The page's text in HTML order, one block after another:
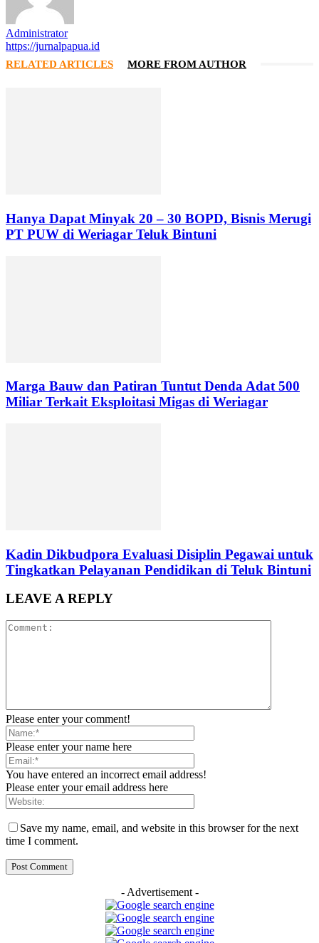
Administrator
https://jurnalpapua.id
RELATED ARTICLES MORE FROM AUTHOR
Hanya Dapat Minyak 20 – 30 BOPD, Bisnis Merugi
PT PUW di Weriagar Teluk Bintuni
Marga Bauw dan Patiran Tuntut Denda Adat 500
Miliar Terkait Eksploitasi Migas di Weriagar
Kadin Dikbudpora Evaluasi Disiplin Pegawai untuk
Tingkatkan Pelayanan Pendidikan di Teluk Bintuni
LEAVE A REPLY
Please enter your comment!
Please enter your name here
You have entered an incorrect email address!
Please enter your email address here
Save my name, email, and website in this browser for the next
time I comment.
- Advertisement -